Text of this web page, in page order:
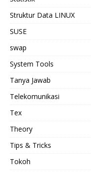
Struktur Data LINUX
SUSE
swap
System Tools
Tanya Jawab
Telekomunikasi
Tex
Theory
Tips & Tricks
Tokoh